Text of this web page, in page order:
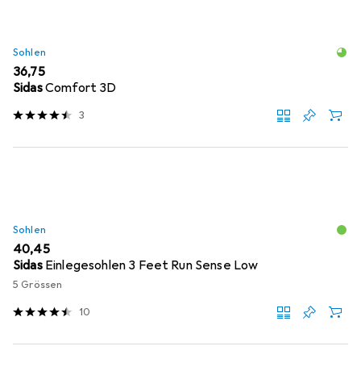
Sohlen
EUR
36,75
SidasComfort 3D
3
Sohlen
EUR
40,45
Sidas Einlegesohlen 3 Feet Run Sense Low
5 Grössen
10